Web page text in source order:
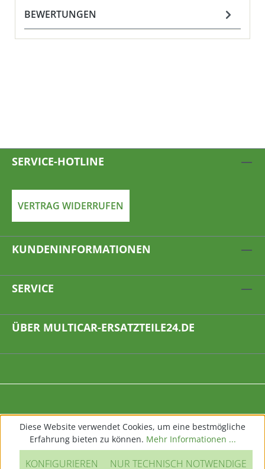
BEWERTUNGEN
SERVICE-HOTLINE
VERTRAG WIDERRUFEN
KUNDENINFORMATIONEN
SERVICE
ÜBER MULTICAR-ERSATZTEILE24.DE
Diese Website verwendet Cookies, um eine bestmögliche
Erfahrung bieten zu können. Mehr Informationen ...
NUR TECHNISCH NOTWENDIGE
KONFIGURIEREN